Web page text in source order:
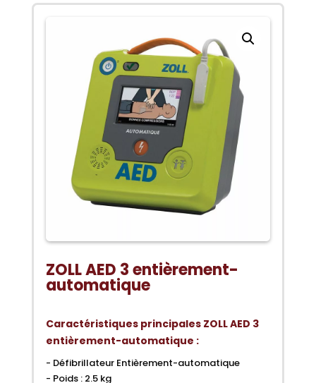
ZOLL AED 3 entièrement-
automatique
Caractéristiques principales ZOLL AED 3
entièrement-automatique :
- Défibrillateur Entièrement-automatique
- Poids : 2.5 kg